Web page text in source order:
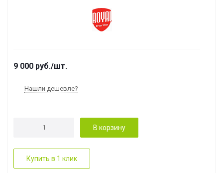
9 000 руб./шт.
Нашли дешевле?
В корзину
Купить в 1 клик